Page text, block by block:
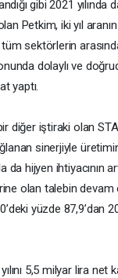
gibi 2021 yılında
Petkim, iki yıl
sektörlerin
dolaylı ve
yaptı.
diğer iştiraki olan
sinerjiyle
da hijyen ihtiyacının
olan talebin
yüzde 87,9’dan
5,5 milyar lira net